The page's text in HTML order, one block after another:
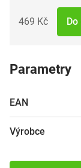
469 Kč
Parametry
EAN
Výrobce